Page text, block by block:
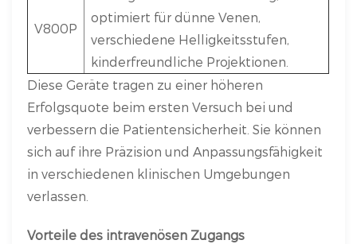
V800P
optimiert für dünne Venen,
verschiedene Helligkeitsstufen,
kinderfreundliche Projektionen.
Diese Geräte tragen zu einer höheren
Erfolgsquote beim ersten Versuch bei und
verbessern die Patientensicherheit. Sie können
sich auf ihre Präzision und Anpassungsfähigkeit
in verschiedenen klinischen Umgebungen
verlassen.
Vorteile des intravenösen Zugangs